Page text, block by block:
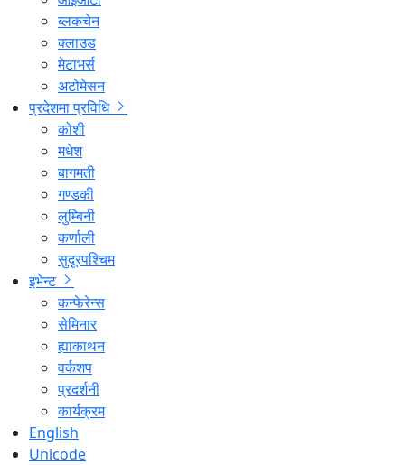
ब्लकचेन
क्लाउड
मेटाभर्स
अटोमेसन
प्रदेशमा प्रविधि
कोशी
मधेश
बागमती
गण्डकी
लुम्बिनी
कर्णाली
सुदूरपश्चिम
इभेन्ट
कन्फेरेन्स
सेमिनार
ह्याकाथन
वर्कशप
प्रदर्शनी
कार्यक्रम
English
Unicode